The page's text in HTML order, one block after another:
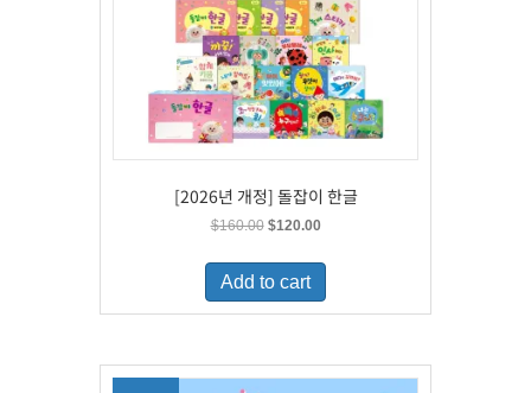
[2026년 개정] 돌잡이 한글
$160.00 Original
was:
$160.00.
$120.00Current
is:
Add to cart